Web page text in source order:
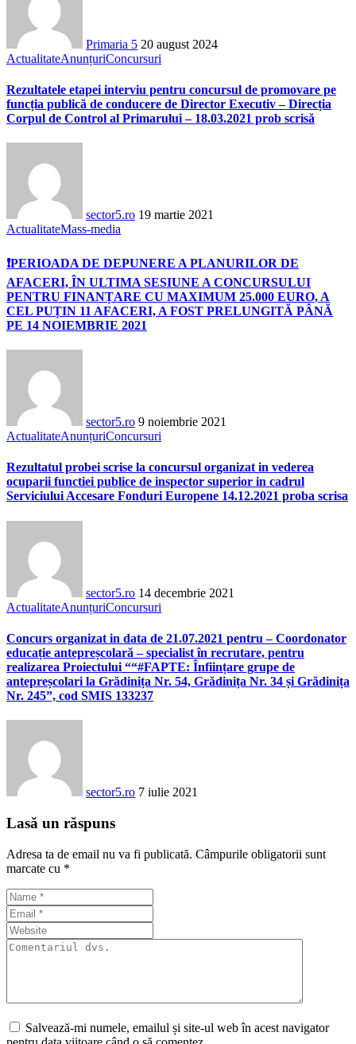
Primaria 5 20 august 2024
ActualitateAnunțuriConcursuri
Rezultatele etapei interviu pentru concursul de promovare pe
funcția publică de conducere de Director Executiv – Direcția
Corpul de Control al Primarului – 18.03.2021 prob scrisă
sector5.ro 19 martie 2021
ActualitateMass-media
❗PERIOADA DE DEPUNERE A PLANURILOR DE
AFACERI, ÎN ULTIMA SESIUNE A CONCURSULUI
PENTRU FINANȚARE CU MAXIMUM 25.000 EURO, A
CEL PUȚIN 11 AFACERI, A FOST PRELUNGITĂ PÂNĂ
PE 14 NOIEMBRIE 2021
sector5.ro 9 noiembrie 2021
ActualitateAnunțuriConcursuri
Rezultatul probei scrise la concursul organizat in vederea
ocuparii functiei publice de inspector superior in cadrul
Serviciului Accesare Fonduri Europene 14.12.2021 proba scrisa
sector5.ro 14 decembrie 2021
ActualitateAnunțuriConcursuri
Concurs organizat in data de 21.07.2021 pentru – Coordonator
educație antepreșcolară – specialist în recrutare, pentru
realizarea Proiectului ““#FAPTE: Înființare grupe de
antepreșcolari la Grădinița Nr. 54, Grădinița Nr. 34 și Grădinița
Nr. 245”, cod SMIS 133237
sector5.ro 7 iulie 2021
Lasă un răspuns
Adresa ta de email nu va fi publicată. Câmpurile obligatorii sunt
marcate cu *
Salvează-mi numele, emailul și site-ul web în acest navigator